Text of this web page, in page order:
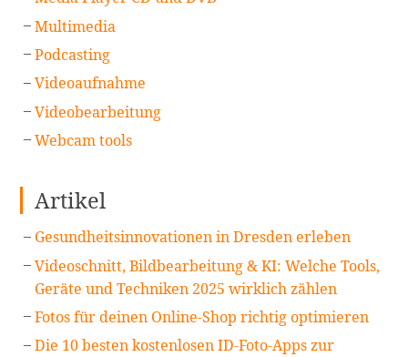
Multimedia
Podcasting
Videoaufnahme
Videobearbeitung
Webcam tools
Artikel
Gesundheitsinnovationen in Dresden erleben
Videoschnitt, Bildbearbeitung & KI: Welche Tools,
Geräte und Techniken 2025 wirklich zählen
Fotos für deinen Online-Shop richtig optimieren
Die 10 besten kostenlosen ID-Foto-Apps zur